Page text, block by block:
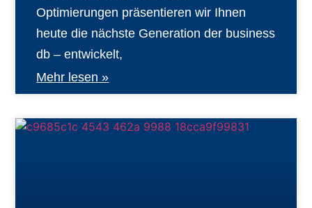
Optimierungen präsentieren wir Ihnen
heute die nächste Generation der business
db – entwickelt,
Mehr lesen »